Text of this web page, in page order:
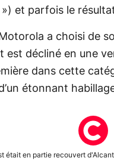
et parfois le
a choisi de
est décliné en une
dans cette
étonnant
était en partie recouvert